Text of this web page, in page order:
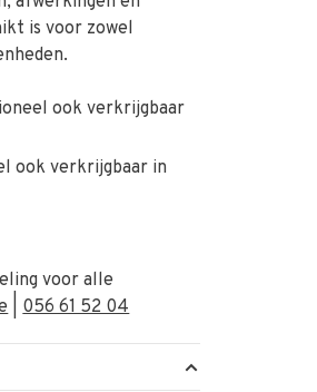
is voor zowel
ook verkrijgbaar
ook verkrijgbaar in
voor alle
|056 61 52 04